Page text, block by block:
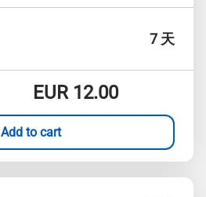
7 天
EUR12.00
Add to cart